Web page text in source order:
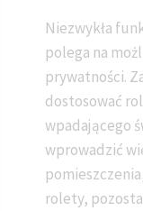
Niezwykła
polega na
prywatności.
dostosować
wpadającego
wprowadzić
rolety,